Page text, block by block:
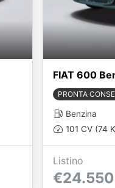
FIAT 600
PRONTA
Benzina
101 CV (74
Listino
€24.550